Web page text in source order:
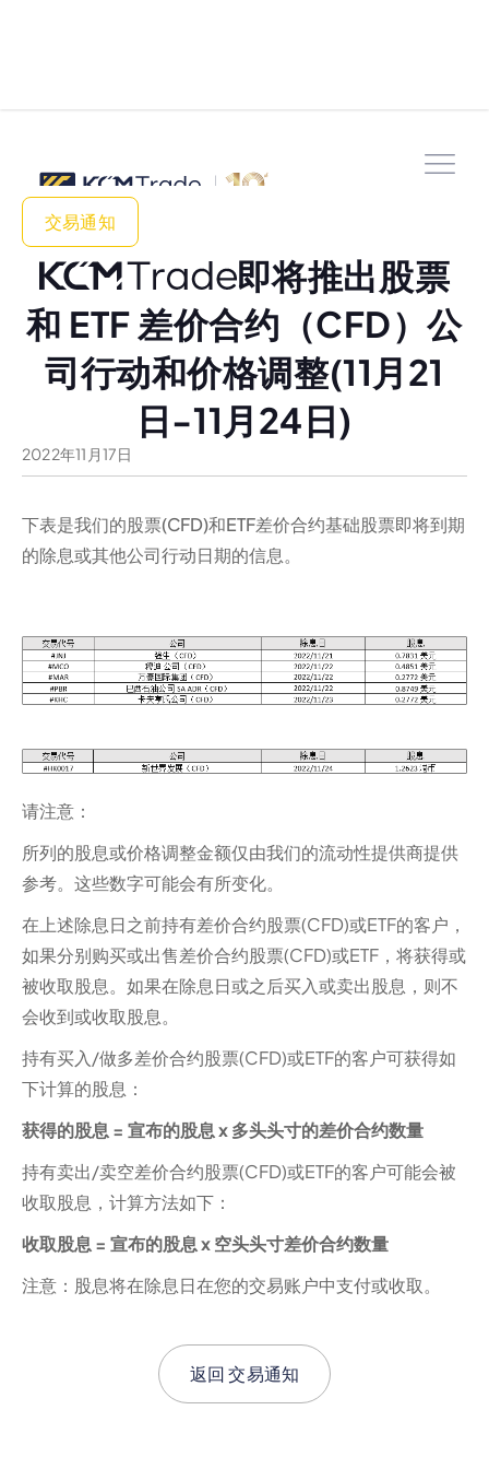
交易通知
即将推出股票
和 ETF 差价合约（CFD）公
司行动和价格调整(11月21
日-11月24日)
2022年11 月17日
下表是我们的股票(CFD)和ETF差价合约基础股票即将到期
的除息或其他公司行动日期的信息。
请注意：‍
所列的股息或价格调整金额仅由我们的流动性提供商提供
参考。这些数字可能会有所变化。
在上述除息日之前持有差价合约股票(CFD)或ETF的客户，
如果分别购买或出售差价合约股票(CFD)或ETF，将获得或
被收取股息。如果在除息日或之后买入或卖出股息，则不
会收到或收取股息。‍
持有买入/做多差价合约股票(CFD)或ETF的客户可获得如
下计算的股息：
获得的股息 = 宣布的股息 x 多头头寸的差价合约数量‍
持有卖出/卖空差价合约股票(CFD)或ETF的客户可能会被
收取股息，计算方法如下：
收取股息 = 宣布的股息 x 空头头寸差价合约数量‍
注意：股息将在除息日在您的交易账户中支付或收取。‍
返回交易通知